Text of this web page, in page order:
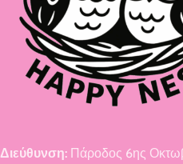
Διεύθυνση: Πάροδος 6ης